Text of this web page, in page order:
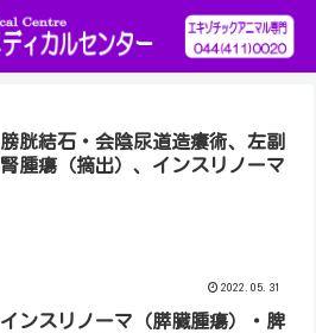
膀胱結石・会陰尿道造瘻術、左副
腎腫瘍（摘出）、インスリノーマ
2022.05.31
インスリノーマ（膵臓腫瘍）・脾